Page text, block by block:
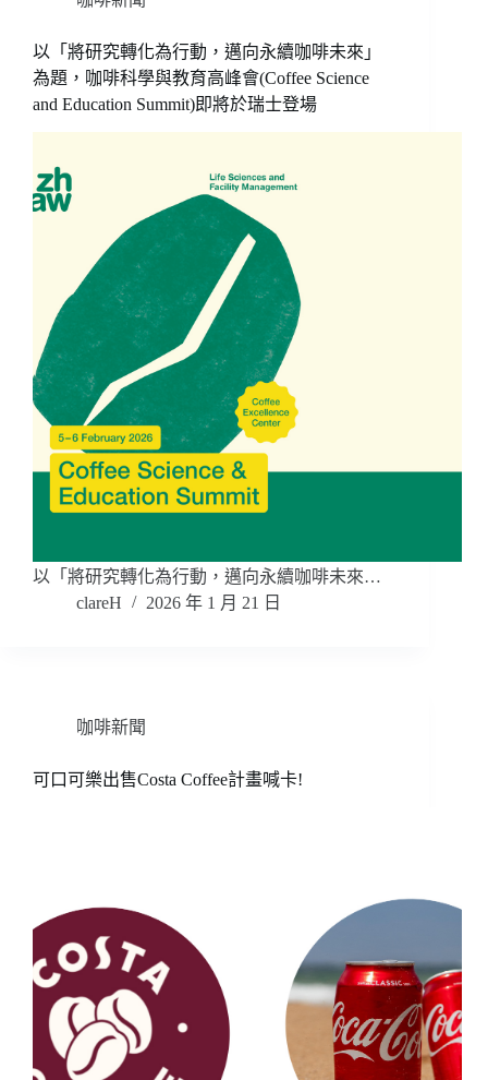
以「將研究轉化為行動，邁向永續咖啡未來」
為題，咖啡科學與教育高峰會(Coffee Science
and Education Summit)即將於瑞士登場
以「將研究轉化為行動，邁向永續咖啡未來…
clareH
2026 年 1 月 21 日
咖啡新聞
可口可樂出售Costa Coffee計畫喊卡!